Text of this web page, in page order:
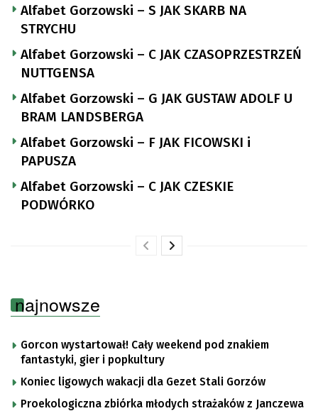
Alfabet Gorzowski – S JAK SKARB NA
STRYCHU
Alfabet Gorzowski – C JAK CZASOPRZESTRZEŃ
NUTTGENSA
Alfabet Gorzowski – G JAK GUSTAW ADOLF U
BRAM LANDSBERGA
Alfabet Gorzowski – F JAK FICOWSKI i
PAPUSZA
Alfabet Gorzowski – C JAK CZESKIE
PODWÓRKO
najnowsze
Gorcon wystartował! Cały weekend pod znakiem
fantastyki, gier i popkultury
Koniec ligowych wakacji dla Gezet Stali Gorzów
Proekologiczna zbiórka młodych strażaków z Janczewa